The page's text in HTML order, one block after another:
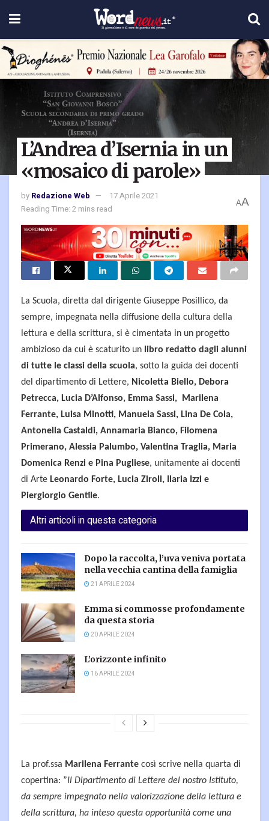
L’Andrea d’Isernia in un
«mosaico di parole»
by Redazione Web
17 Aprile 2021
Reading Time: 2 mins read
AA
La Scuola, diretta dal dirigente Giuseppe Posillico, da
sempre, impegnata nella diffusione della cultura della
lettura e della scrittura, si è cimentata in un progetto
ambizioso da cui è scaturito un libro redatto dagli alunni
di tutte le classi della scuola, sotto la guida dei docenti
del dipartimento di Lettere, Nicoletta Biello, Debora
Petrecca, Lucia D’Alfonso, Emma Sassi, Marilena
Ferrante, Luisa Minotti, Manuela Sassi, Lina De Cola,
Antonella Castaldi, Annamaria Bianco, Filomena
Primerano, Alessia Palumbo, Valentina Traglia, Maria
Domenica Renzi e Pina Pugliese, unitamente ai docenti
di Arte Leonardo Forte, Lucia Ziroli, Ilaria Izzi e
Piergiorgio Gentile.
Altri articoli in questa categoria
Dopo la raccolta, l’uva veniva portata
nella vecchia cantina della famiglia
21 APRILE 2024
Emma si commosse profondamente
da questa storia
20 APRILE 2024
L’orizzonte infinito
16 APRILE 2024
La prof.ssa Marilena Ferrante così scrive nella quarta di
copertina: ”Il Dipartimento di Lettere del nostro Istituto,
da sempre impegnato nella valorizzazione della lettura e
della scrittura, ha inteso questa opportunità come una